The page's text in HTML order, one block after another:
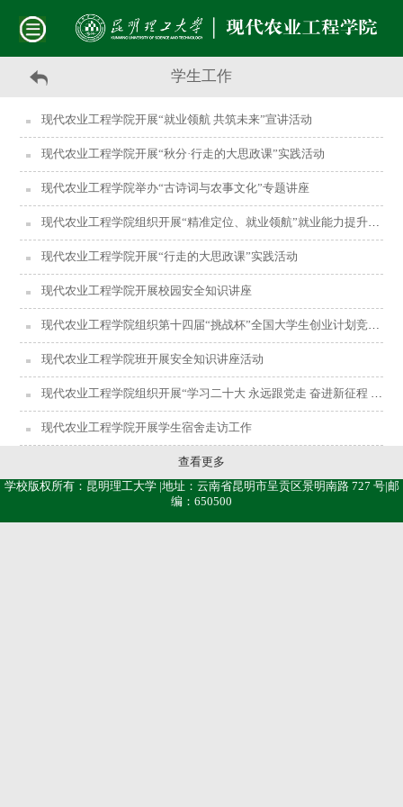
学生工作
现代农业工程学院开展“就业领航 共筑未来”宣讲活动
现代农业工程学院开展“秋分·行走的大思政课”实践活动
现代农业工程学院举办“古诗词与农事文化”专题讲座
现代农业工程学院组织开展“精准定位、就业领航”就业能力提升训练营活动
现代农业工程学院开展“行走的大思政课”实践活动
现代农业工程学院开展校园安全知识讲座
现代农业工程学院组织第十四届“挑战杯”全国大学生创业计划竞赛院级选拔赛
现代农业工程学院班开展安全知识讲座活动
现代农业工程学院组织开展“学习二十大 永远跟党走 奋进新征程 创建双一流”党的二十大报告精神知识竞赛
现代农业工程学院开展学生宿舍走访工作
查看更多
学校版权所有：昆明理工大学 |地址：云南省昆明市呈贡区景明南路 727 号|邮
编：650500